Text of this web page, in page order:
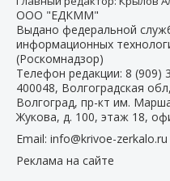
ООО "ЕДКММ"
Выдано федеральной
информационных
(Роскомнадзор)
Телефон редакции: 8 (909)
400048, Волгоградская
Волгоград, пр-кт им.
Жукова, д. 100, этаж 18,
Email: info@krivoe-zerkalo.ru
Реклама на сайте